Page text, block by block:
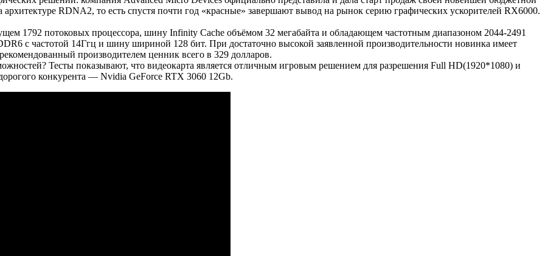
RDNA2, то есть спустя почти год «красные» завершают вывод на рынок серию графических ускорителей RX6000.
1792 потоковых процессора, шину Infinity Cache объёмом 32 мегабайта и обладающем частотным диапазоном 2044-2491
с частотой 14Ггц и шину шириной 128 бит. При достаточно высокой заявленной производительности новинка имеет
производителем ценник всего в 329 долларов.
Тесты показывают, что видеокарта является отличным игровым решением для разрешения Full HD(1920*1080) и
конкурента — Nvidia GeForce RTX 3060 12Gb.